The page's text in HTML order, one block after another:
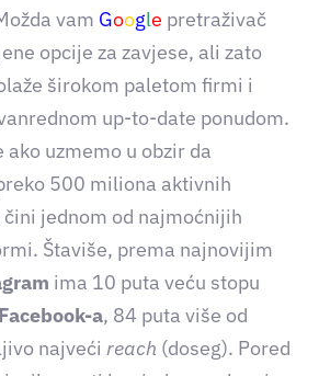
vam Google pretraživač
opcije za zavjese, ali zato
širokom paletom firmi i
up-to-date ponudom.
ako uzmemo u obzir da
500 miliona aktivnih
jednom od najmoćnijih
Štaviše, prema najnovijim
ima 10 puta veću stopu
Facebook-a, 84 puta više od
najveći reach (doseg). Pored